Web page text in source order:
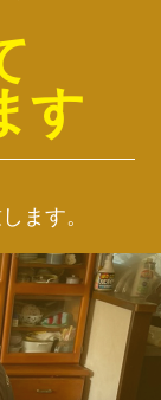
す
ます。